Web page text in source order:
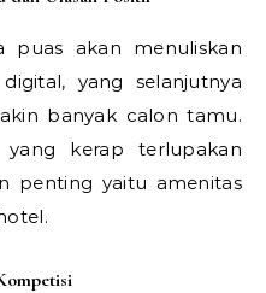
puas akan menuliskan
yang selanjutnya
banyak calon tamu.
kerap terlupakan
penting yaitu amenitas